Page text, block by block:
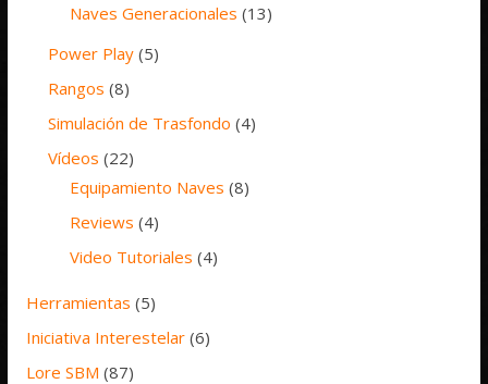
Naves Generacionales (13)
Power Play (5)
Rangos (8)
Simulación de Trasfondo (4)
Vídeos (22)
Equipamiento Naves (8)
Reviews (4)
Video Tutoriales (4)
Herramientas (5)
Iniciativa Interestelar (6)
Lore SBM (87)